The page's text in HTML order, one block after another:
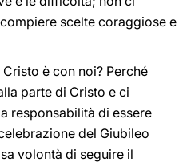
scelte coraggiose e
è con noi? Perché
parte di Cristo e ci
responsabilità di essere
del Giubileo
volontà di seguire il